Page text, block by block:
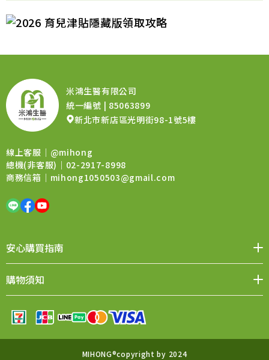
線上客服｜ @mihong
總機(非客服)｜02-2917-8998
商務信箱｜ mihong1050503@gmail.com
米鴻生醫有限公司
統一編號 | 85063899
新北市新店區光明街98-1號5樓
安心購買指南
購物須知
MIHONG®copyright by 2024